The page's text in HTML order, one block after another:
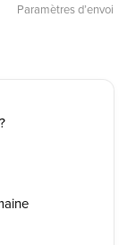
Paramètres d’envoi